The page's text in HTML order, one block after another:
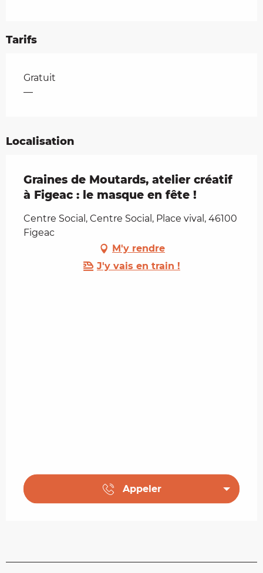
Tarifs
Tarifs 2026
Gratuit
—
Localisation
Graines de Moutards, atelier créatif
à Figeac : le masque en fête !
Centre Social, Centre Social, Place vival, 46100
Figeac
M'y rendre
J'y vais en train !
Appeler